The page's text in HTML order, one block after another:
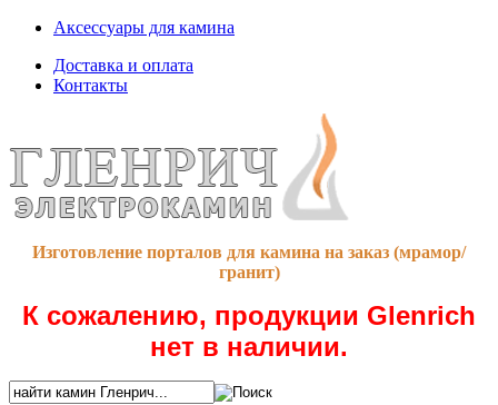
Аксессуары для камина
Доставка и оплата
Контакты
Изготовление порталов для камина на заказ (мрамор/
гранит)
К сожалению, продукции Glenrich
нет в наличии.